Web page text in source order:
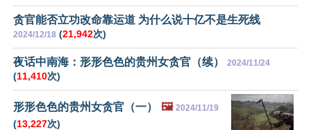
贪官能否立功改命靠运道 为什么说十亿不是生死线
2024/12/18 (21,942次)
夜话中南海：形形色色的贵州女贪官（续） 2024/11/24
(11,410次)
形形色色的贵州女贪官（一） 🖼️ 2024/11/19
(13,227次)